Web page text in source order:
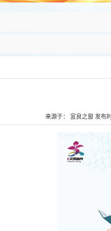
来源于： 宜良之窗 发布